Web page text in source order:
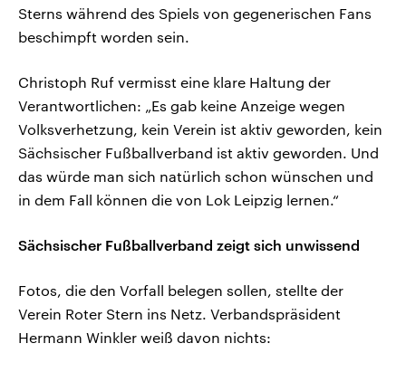
Sterns während des Spiels von gegenerischen Fans
beschimpft worden sein.
Christoph Ruf vermisst eine klare Haltung der
Verantwortlichen: „Es gab keine Anzeige wegen
Volksverhetzung, kein Verein ist aktiv geworden, kein
Sächsischer Fußballverband ist aktiv geworden. Und
das würde man sich natürlich schon wünschen und
in dem Fall können die von Lok Leipzig lernen.“
Sächsischer Fußballverband zeigt sich unwissend
Fotos, die den Vorfall belegen sollen, stellte der
Verein Roter Stern ins Netz. Verbandspräsident
Hermann Winkler weiß davon nichts: